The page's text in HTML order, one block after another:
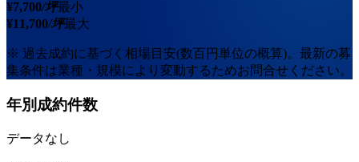
¥7,700/坪最小
¥11,700/坪最大
※ 過去成約に基づく相場目安(数百円単位の概算)。最新の募
集条件は業種・規模により変動するためお問合せください。
年別成約件数
データなし